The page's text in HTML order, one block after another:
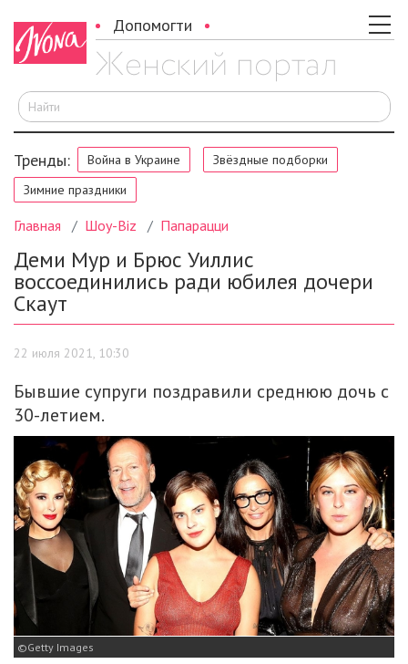
Допомогти
Тренды: Война в Украине
Звёздные подборки
Зимние праздники
Главная Шоу-Biz Папарацци
Деми Мур и Брюс Уиллис
воссоединились ради юбилея дочери
Скаут
22 июля 2021, 10:30
Бывшие супруги поздравили среднюю дочь с
30-летием.
Getty Images